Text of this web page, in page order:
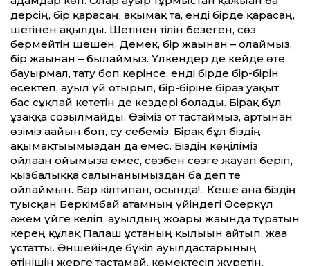
дерсің, бір қарасаң, ақымақ та, енді бірде қарасаң,
шетінен ақылды. Шетінен тілін безеген, сөз
бермейтін шешен. Демек, бір жағынан – олаймыз,
бір жағынан – былаймыз. Үлкендер де кейде өте
бауырмал, тату боп көрінсе, енді бірде бір-бірін
өсектеп, ауыл үй отырып, бір-біріне біраз уақыт
бас сұқпай кететін де кездері болады. Бірақ бұл
ұзаққа созылмайды. Өзіміз от тастаймыз, артынан
өзіміз ағайын боп, су себеміз. Бірақ бұл біздің
ақымақтығымыздан да емес. Біздің көңіліміз
ойлаған ойымызға емес, сөзбен сөзге жауап беріп,
қызбалыққа салынғанымыздан ба деп те
ойлаймын. Бар кілтипан, осында!.. Кеше ғана біздің
туысқан Беркімбай атамның үйіндегі Өсеркүл
әжем үйге келіп, ауылдың жоғары жағында тұратын
керең құлақ Палаш ұстаның қылығын айтып, жаға
ұстатты. Әншейінде бүкіл ауылдастарының
өтінішін жерге тастамай, көмектесіп жүретін,